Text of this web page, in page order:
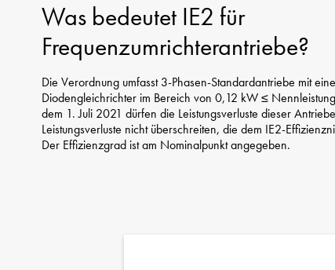
Was bedeutet IE2 für
Frequenzumrichterantriebe?
Die Verordnung umfasst 3-Phasen-Standardantriebe mit
Diodengleichrichter im Bereich von 0,12 kW ≤
dem 1. Juli 2021 dürfen die Leistungsverluste dieser
Leistungsverluste nicht überschreiten, die dem IE2-
Der Effizienzgrad ist am Nominalpunkt angegeben.